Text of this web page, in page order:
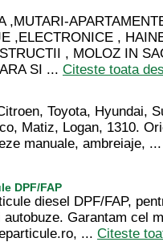
,MUTARI-
,ELECTRONICE ,
, MOLOZ IN
SI ... Citeste toata
Toyota, Hyundai,
Matiz, Logan, 1310.
manuale, ambreiaje,
DPF/FAP
diesel DPF/FAP,
Garantam cel
... Citeste